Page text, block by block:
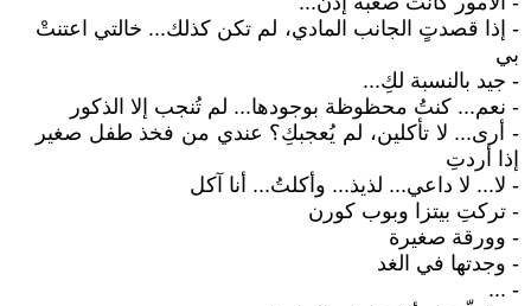
- إذا قصدتٍ الجانب المادي، لم تكن كذلك... خالتي اعتنتْ
بي
- جيد بالنسبة لكِ...
- نعم... كنتُ محظوظة بوجودها... لم تُنجب إلا الذكور
- أرى... لا تأكلين، لم يُعجبكِ؟ عندي من فخذ طفل صغير
إذا أردتِ
- لا... لا داعي... لذيذ... وأكلتُ... أنا آكل
- تركتِ بيتزا وبوب كورن
- وورقة صغيرة
- وجدتها في الغد
- ...